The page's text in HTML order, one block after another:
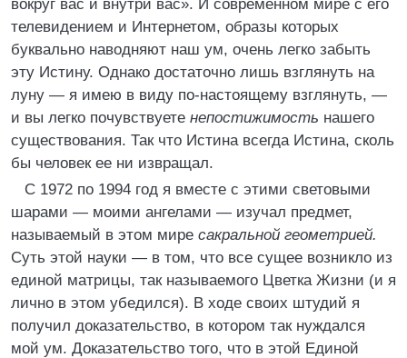
вокруг вас и внутри вас». И современном мире с его
телевидением и Интернетом, образы которых
буквально наводняют наш ум, очень легко забыть
эту Истину. Однако достаточно лишь взглянуть на
луну — я имею в виду по-настоящему взглянуть, —
и вы легко почувствуете непостижимость нашего
существования. Так что Истина всегда Истина, сколь
бы человек ее ни извращал.
С 1972 по 1994 год я вместе с этими световыми
шарами — моими ангелами — изучал предмет,
называемый в этом мире сакральной геометрией.
Суть этой науки — в том, что все сущее возникло из
единой матрицы, так называемого Цветка Жизни (и я
лично в этом убедился). В ходе своих штудий я
получил доказательство, в котором так нуждался
мой ум. Доказательство того, что в этой Единой